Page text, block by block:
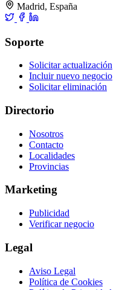
Madrid, España
Soporte
Solicitar actualización
Incluir nuevo negocio
Solicitar eliminación
Directorio
Nosotros
Contacto
Localidades
Provincias
Marketing
Publicidad
Verificar negocio
Legal
Aviso Legal
Política de Cookies